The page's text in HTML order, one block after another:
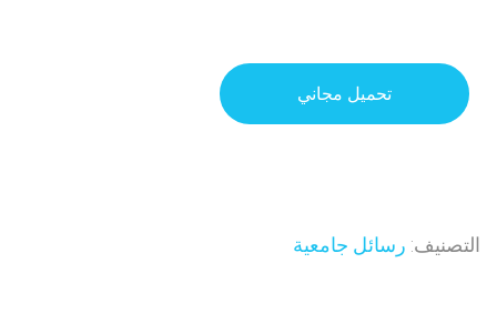
تحميل مجاني
التصنيف: رسائل جامعية